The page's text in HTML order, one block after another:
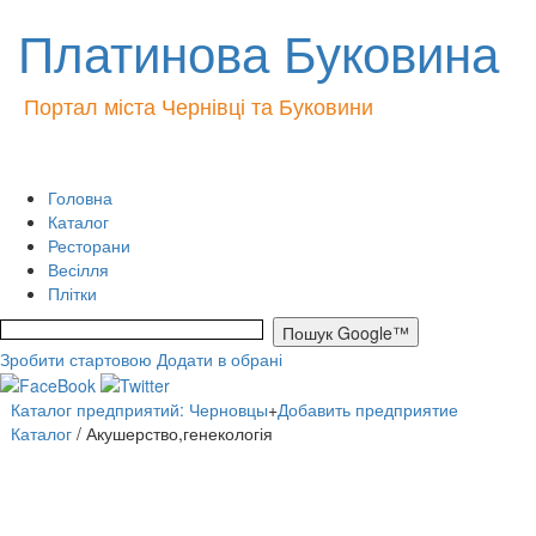
Платинова Буковина
Портал міста Чернівці та Буковини
Головна
Каталог
Ресторани
Весілля
Плітки
Зробити стартовою Додати в обрані
Каталог предприятий: Черновцы+Добавить предприятие
Каталог / Акушерство,генекологія